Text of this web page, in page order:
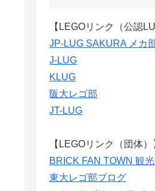
【LEGOリンク（公認
JP-LUG SAKURA メカ
J-LUG
KLUG
阪大レゴ部
JT-LUG
【LEGOリンク（団体）
BRICK FAN TOWN 観
東大レゴ部ブログ